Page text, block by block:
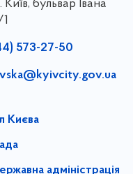
бульвар Івана
573-27-50
Києва
адміністрація